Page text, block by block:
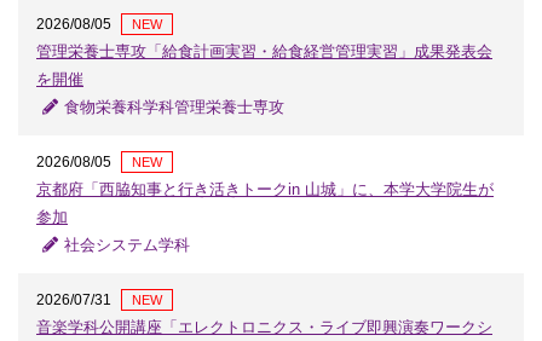
2026/08/05 NEW
管理栄養士専攻「給食計画実習・給食経営管理実習」成果発表会
を開催
食物栄養科学科管理栄養士専攻
2026/08/05 NEW
京都府「西脇知事と行き活きトークin 山城」に、本学大学院生が
参加
社会システム学科
2026/07/31 NEW
音楽学科公開講座「エレクトロニクス・ライブ即興演奏ワークシ